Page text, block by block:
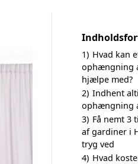
1) Hvad kan
ophængning
hjælpe med?
2) Indhent
ophængning
3) Få nemt 3
af gardiner i
tryg ved
4) Hvad